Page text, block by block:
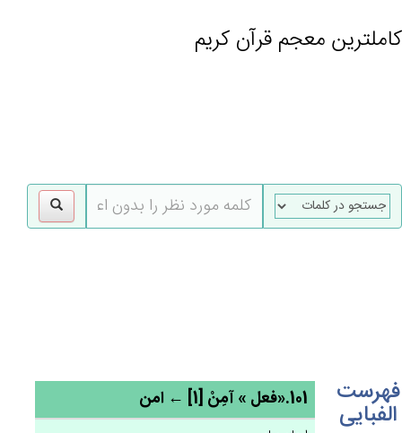
کاملترین معجم قرآن کریم
فهرست
الفبایی 101.«فعل » آمِن‌ْ [1] ← امن